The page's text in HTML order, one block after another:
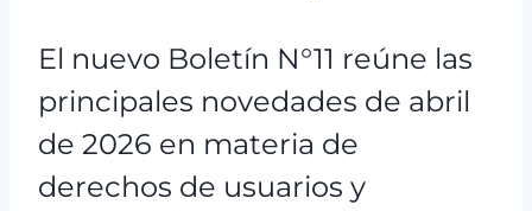
El nuevo Boletín N°11 reúne las
principales novedades de abril
de 2026 en materia de
derechos de usuarios y